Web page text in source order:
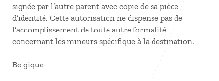
signée par l’autre parent avec copie de sa pièce
d’identité. Cette autorisation ne dispense pas de
l’accomplissement de toute autre formalité
concernant les mineurs spécifique à la destination.
Belgique